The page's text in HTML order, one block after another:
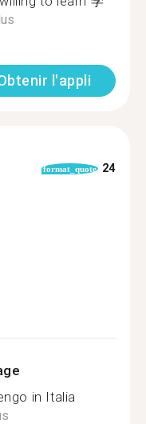
l'appli
format_quote 24
in Italia